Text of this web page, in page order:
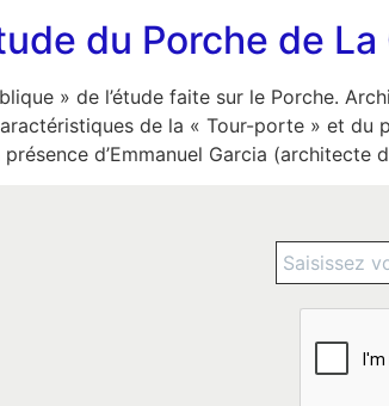
du Porche de
» de l’étude faite sur le Porche.
de la « Tour-porte » et du
d’Emmanuel Garcia (architecte